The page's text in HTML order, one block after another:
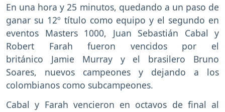
En una hora y 25 minutos, quedando a un paso de
ganar su 12º título como equipo y el segundo en
eventos Masters 1000, Juan Sebastián Cabal y
Robert Farah fueron vencidos por el
británico
Jamie Murray y el brasilero Bruno
Soares, nuevos campeones y dejando a los
colombianos como subcampeones.
Cabal y Farah vencieron en octavos de final al